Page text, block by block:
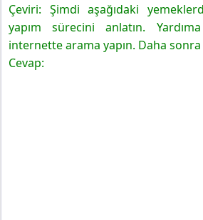
Çeviri: Şimdi aşağıdaki
yapım sürecini anlatın.
internette arama yapın. Daha sonra
Cevap: